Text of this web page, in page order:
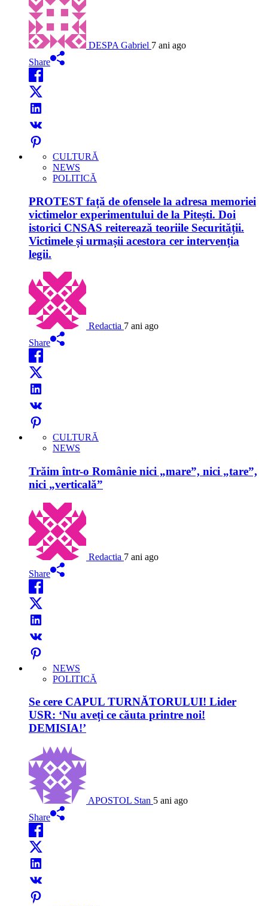
DESPA Gabriel 7 ani ago
Share
CULTURĂ
NEWS
POLITICĂ
PROTEST față de ofensele la adresa memoriei
victimelor experimentului de la Pitești. Doi
istorici CNSAS reiterează teoriile Securității.
Victimele și urmașii acestora cer intervenția
legii.
Redactia 7 ani ago
Share
CULTURĂ
NEWS
Trăim într-o Românie nici „mare”, nici „tare”,
nici „verticală”
Redactia 7 ani ago
Share
NEWS
POLITICĂ
Se cere CAPUL TURNĂTORULUI! Lider
USR: ‘Nu aveți ce căuta printre noi!
DEMISIA!’
APOSTOL Stan 5 ani ago
Share